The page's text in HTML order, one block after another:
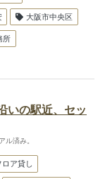
大阪市中央区
所
いの駅近、セッ
ル済み。
ロア貸し